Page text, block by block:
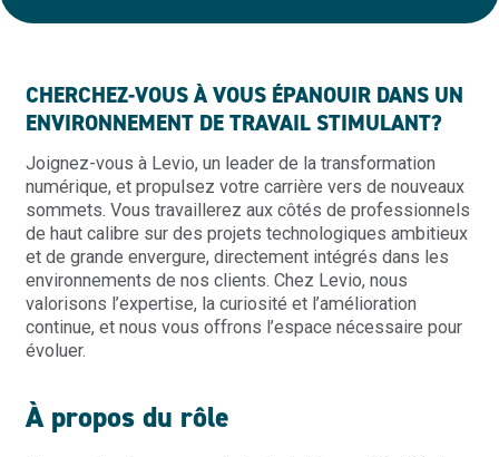
CHERCHEZ-VOUS À VOUS ÉPANOUIR DANS UN
ENVIRONNEMENT DE TRAVAIL STIMULANT?
Joignez-vous à Levio, un leader de la transformation
numérique, et propulsez votre carrière vers de nouveaux
sommets. Vous travaillerez aux côtés de professionnels
de haut calibre sur des projets technologiques ambitieux
et de grande envergure, directement intégrés dans les
environnements de nos clients. Chez Levio, nous
valorisons l’expertise, la curiosité et l’amélioration
continue, et nous vous offrons l’espace nécessaire pour
évoluer.
À propos du rôle